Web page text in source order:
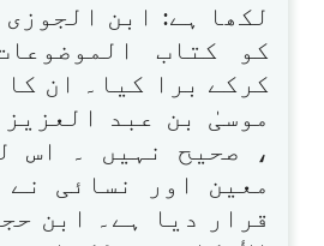
لکھا ہے: ابن
کو کتاب
کرکے برا کیا۔ ان کا
موسیٰ بن عبد
، صحیح نہیں ۔ اس
معین اور نسائی نے
قرار دیا ہے۔ ابن